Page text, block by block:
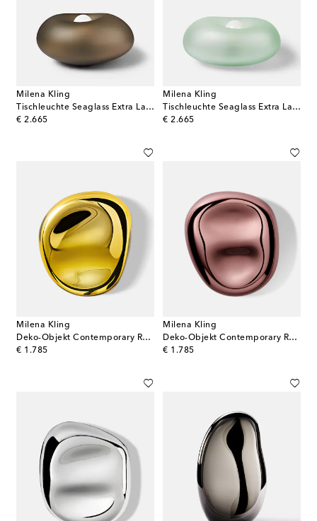
Milena Kling
Tischleuchte Seaglass Extra Large
€ 2.665
original price
Milena Kling
Tischleuchte Seaglass Extra Large
€ 2.665
original price
Milena Kling
Deko-Objekt Contemporary Reflections Large
€ 1.785
original price
Milena Kling
Deko-Objekt Contemporary Reflections Large
€ 1.785
original price